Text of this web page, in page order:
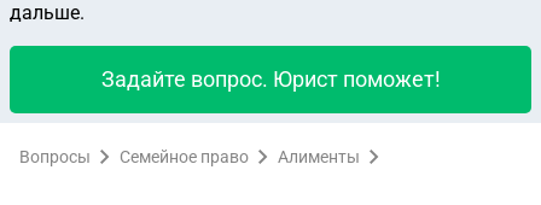
дальше.
Задайте вопрос. Юрист поможет!
Вопросы Семейное право Алименты